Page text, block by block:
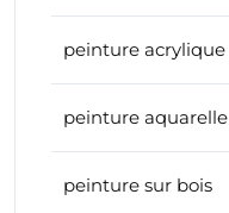
peinture acrylique
peinture aquarelle
peinture sur bois